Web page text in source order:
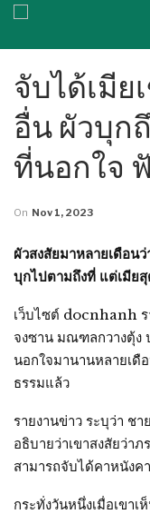
จับได้เมีย
อื่น ผัวบุก
ที่นอกใจ
On Nov 1, 2023
ผัวสงสัยมาหลายเดือน
บุกไปตามถึงที่ แต่เมีย
เว็บไซต์ docnhanh ร
จงซาน มณฑลกวางตุ้ง
นอกใจมานานหลายเดื
ธรรมแล้ว
รายงานข่าว ระบุว่า ช
อธิบายว่าเขาสงสัยว่า
สามารถจับได้คาหนังค
กระทั่งวันหนึ่งเมื่อเขา